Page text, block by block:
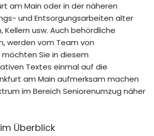
am Main oder in der näheren
und Entsorgungsarbeiten alter
usw. Auch behördliche
werden vom Team von
Sie in diesem
Textes einmal auf die
am Main aufmerksam machen
im Bereich Seniorenumzug näher
Überblick